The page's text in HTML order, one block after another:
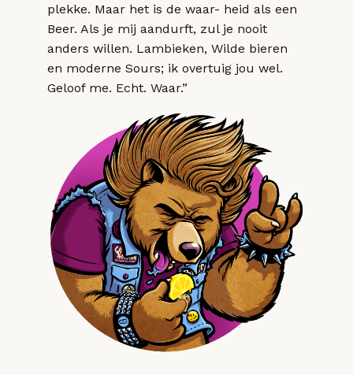
plekke. Maar het is de waar- heid als een
Beer. Als je mij aandurft, zul je nooit
anders willen. Lambieken, Wilde bieren
en moderne Sours; ik overtuig jou wel.
Geloof me. Echt. Waar.”